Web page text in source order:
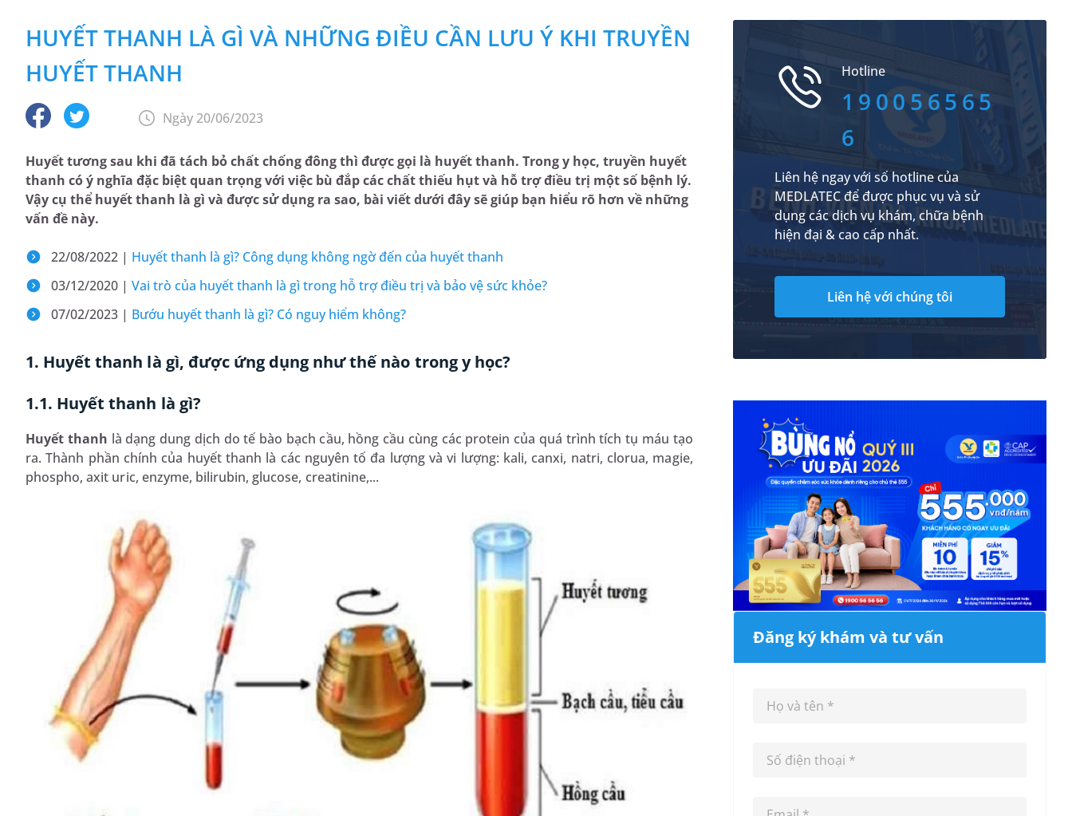
HUYẾT THANH LÀ GÌ VÀ NHỮNG ĐIỀU CẦN LƯU Ý KHI TRUYỀN
HUYẾT THANH
Ngày 20/06/2023
Huyết tương sau khi đã tách bỏ chất chống đông thì được gọi là huyết thanh. Trong y học, truyền huyết
thanh có ý nghĩa đặc biệt quan trọng với việc bù đắp các chất thiếu hụt và hỗ trợ điều trị một số bệnh lý.
Vậy cụ thể huyết thanh là gì và được sử dụng ra sao, bài viết dưới đây sẽ giúp bạn hiểu rõ hơn về những
vấn đề này.
22/08/2022 | Huyết thanh là gì? Công dụng không ngờ đến của huyết thanh
03/12/2020 | Vai trò của huyết thanh là gì trong hỗ trợ điều trị và bảo vệ sức khỏe?
07/02/2023 | Bướu huyết thanh là gì? Có nguy hiểm không?
1. Huyết thanh là gì, được ứng dụng như thế nào trong y học?
1.1. Huyết thanh là gì?
Huyết thanh là dạng dung dịch do tế bào bạch cầu, hồng cầu cùng các protein của quá trình tích tụ máu tạo
ra. Thành phần chính của huyết thanh là các nguyên tố đa lượng và vi lượng: kali, canxi, natri, clorua, magie,
phospho, axit uric, enzyme, bilirubin, glucose, creatinine,...
Hotline
190056565
6
Liên hệ ngay với số hotline của
MEDLATEC để được phục vụ và sử
dụng các dịch vụ khám, chữa bệnh
hiện đại & cao cấp nhất.
Liên hệ với chúng tôi
Đăng ký khám và tư vấn